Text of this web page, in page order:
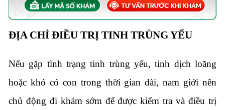
ĐỊA CHỈ ĐIỀU TRỊ TINH TRÙNG YẾU
Nếu gặp tình trạng tinh trùng yếu, tinh dịch loãng
hoặc khó có con trong thời gian dài, nam giới nên
chủ động đi khám sớm để được kiểm tra và điều trị